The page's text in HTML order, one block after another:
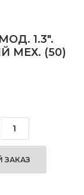
1.3".
МЕХ. (50)
ЗАКАЗ